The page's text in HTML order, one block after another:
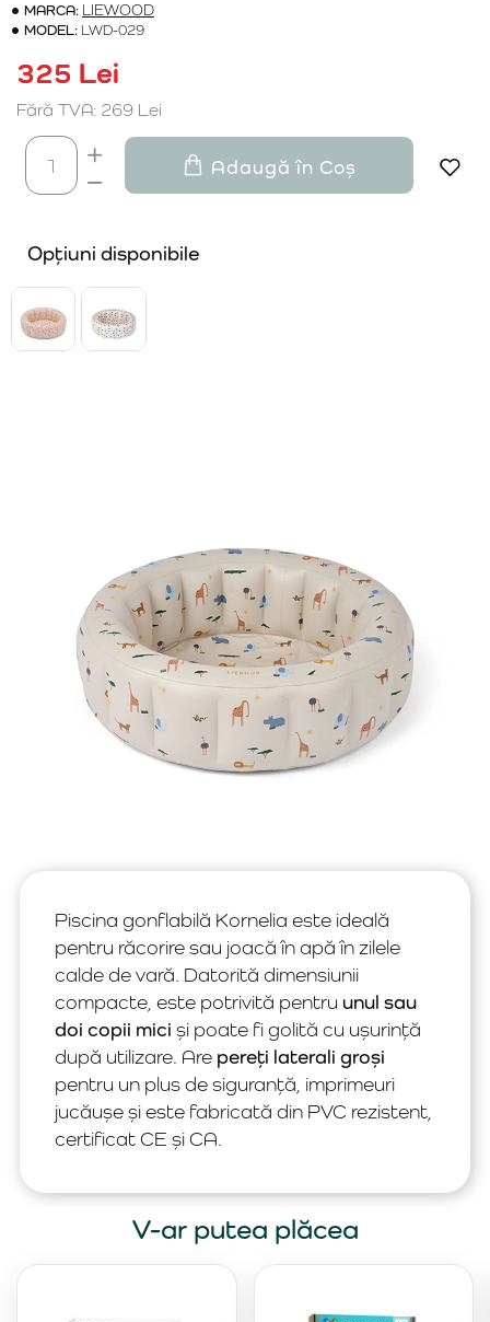
MARCA: LIEWOOD
MODEL: LWD-029
325 Lei
Fără TVA: 269 Lei
Adaugă în Coș
Opțiuni disponibile
Piscina gonflabilă Kornelia este ideală
pentru răcorire sau joacă în apă în zilele
calde de vară. Datorită dimensiunii
compacte, este potrivită pentru unul sau
doi copii mici și poate fi golită cu ușurință
după utilizare. Are pereți laterali groși
pentru un plus de siguranță, imprimeuri
jucăușe și este fabricată din PVC rezistent,
certificat CE și CA.
V-ar putea plăcea